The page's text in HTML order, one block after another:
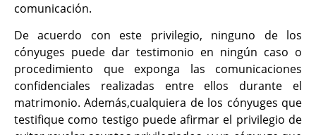
comunicación.
De acuerdo con este privilegio, ninguno de los
cónyuges puede dar testimonio en ningún caso o
procedimiento que exponga las comunicaciones
confidenciales realizadas entre ellos durante el
matrimonio. Además,cualquiera de los cónyuges que
testifique como testigo puede afirmar el privilegio de